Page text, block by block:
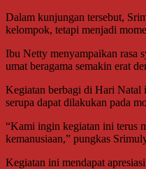
Dalam kunjungan tersebut,
kelompok, tetapi menjadi
Ibu Netty menyampaikan rasa
umat beragama semakin erat
Kegiatan berbagi di Hari Natal
serupa dapat dilakukan pada
“Kami ingin kegiatan ini terus
kemanusiaan,” pungkas
Kegiatan ini mendapat